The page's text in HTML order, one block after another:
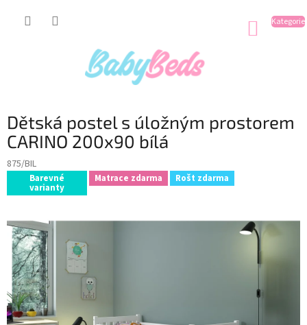
Dětská postel s úložným prostorem
CARINO 200x90 bílá
875/BIL
Barevné
varianty
Matrace zdarma Rošt zdarma